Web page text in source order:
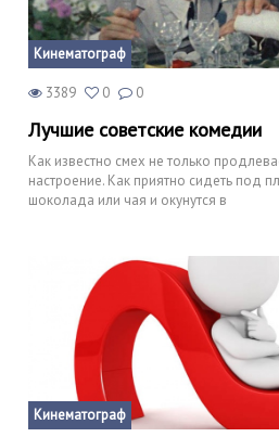
Кинематограф
3389 0 0
Лучшие советские комедии
Как известно смех не только
настроение. Как приятно сидеть под
шоколада или чая и окунутся в
Кинематограф